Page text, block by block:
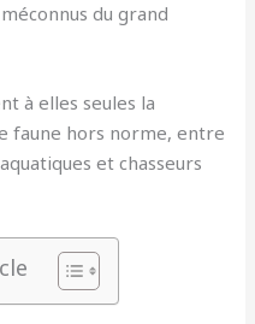
du grand
à elles seules la
faune hors norme, entre
et chasseurs